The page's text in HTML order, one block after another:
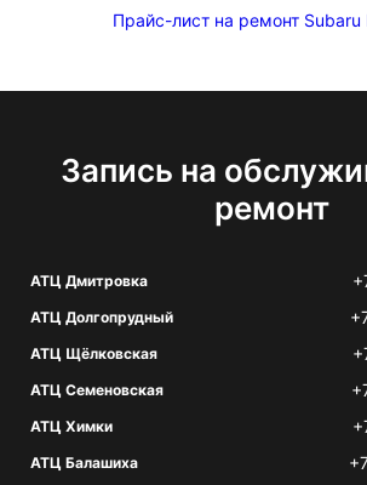
Прайс-лист на ремонт Subaru
Запись на
ремонт
АТЦ Дмитровка
АТЦ Долгопрудный
АТЦ Щёлковская
АТЦ Семеновская
АТЦ Химки
АТЦ Балашиха